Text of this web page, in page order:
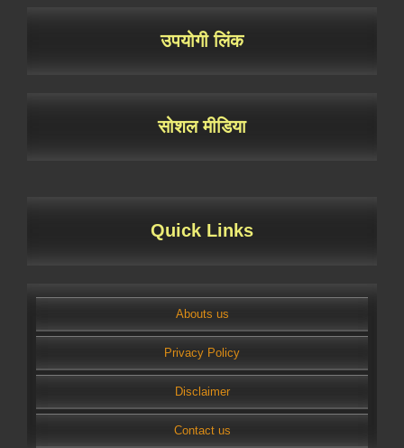
उपयोगी लिंक
सोशल मीडिया
Quick Links
Abouts us
Privacy Policy
Disclaimer
Contact us